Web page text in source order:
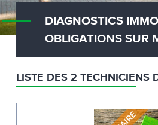
DIAGNOSTICS
OBLIGATIONS SUR
LISTE DES 2 TECHNICIENS